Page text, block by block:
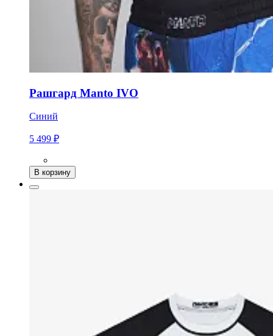
Рашгард Manto IVO
Синий
5 499 ₽
В корзину